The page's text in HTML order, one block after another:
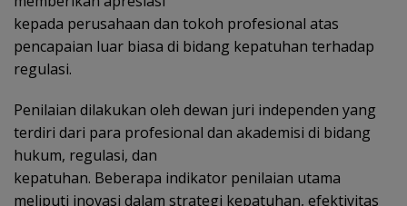
kepada perusahaan dan tokoh profesional atas
pencapaian luar biasa di bidang kepatuhan terhadap
regulasi.
Penilaian dilakukan oleh dewan juri independen yang
terdiri dari para profesional dan akademisi di bidang
hukum, regulasi, dan
kepatuhan. Beberapa indikator penilaian utama
meliputi inovasi dalam strategi kepatuhan, efektivitas